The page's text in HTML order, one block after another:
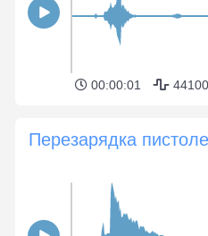
00:00:01
Перезарядка